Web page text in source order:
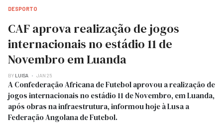
DESPORTO
CAF aprova realização de jogos
internacionais no estádio 11 de
Novembro em Luanda
BY LUISA JAN 25
A Confederação Africana de Futebol aprovou a realização de
jogos internacionais no estádio 11 de Novembro, em Luanda,
após obras na infraestrutura, informou hoje à Lusa a
Federação Angolana de Futebol.